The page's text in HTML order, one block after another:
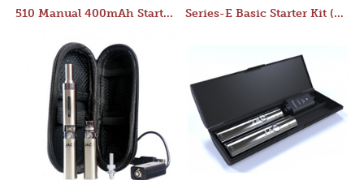
510 Manual 400mAh Starter Kit Series-E Basic Starter Kit (No Tank)